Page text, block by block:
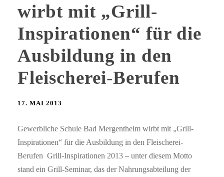
wirbt mit „Grill-
Inspirationen“ für die
Ausbildung in den
Fleischerei-Berufen
17. MAI 2013
Gewerbliche Schule Bad Mergentheim wirbt mit „Grill-
Inspirationen“ für die Ausbildung in den Fleischerei-
Berufen Grill-Inspirationen 2013 – unter diesem Motto
stand ein Grill-Seminar, das der Nahrungsabteilung der